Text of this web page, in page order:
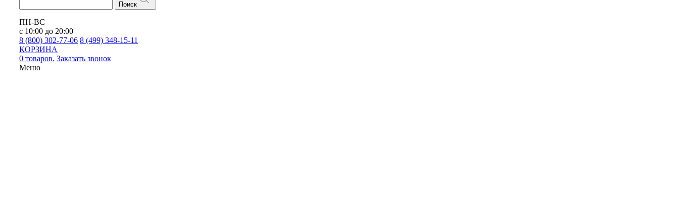
Поиск
ПН-ВС
с 10:00 до 20:00
8 (800) 302-77-06 8 (499) 348-15-11
КОРЗИНА
0 товаров. Заказать звонок
Меню